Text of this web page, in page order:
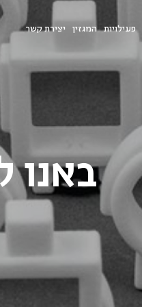
פעילויות המגזין יצירת קשר